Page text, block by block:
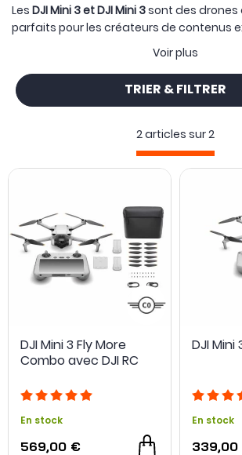
Les DJI Mini 3 et DJI Mini 3sont des
parfaits pour les créateurs de contenus
250 grammes , ils
à des obligations contraignantes en
pour la pratique d'un drone en France et
des capacités vidéo et photo
belles réalisations grâce à leurs capteurs
Choisir un Fly More Combo pour le DJI Mini
Pro vous permettra d'avoir plus d'
Voir plus
TRIER & FILTRER
2 articles sur2
DJI Mini 3 Fly More
Combo avec DJI RC
En stock
569,00 €
DJI Mini
En stock